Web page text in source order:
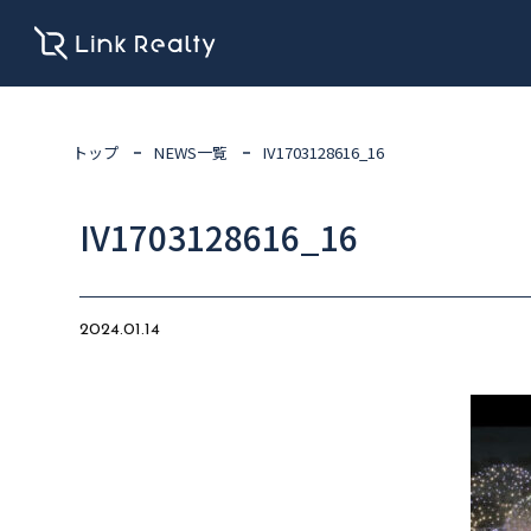
トップ NEWS一覧 IV1703128616_16
IV1703128616_16
2024.01.14